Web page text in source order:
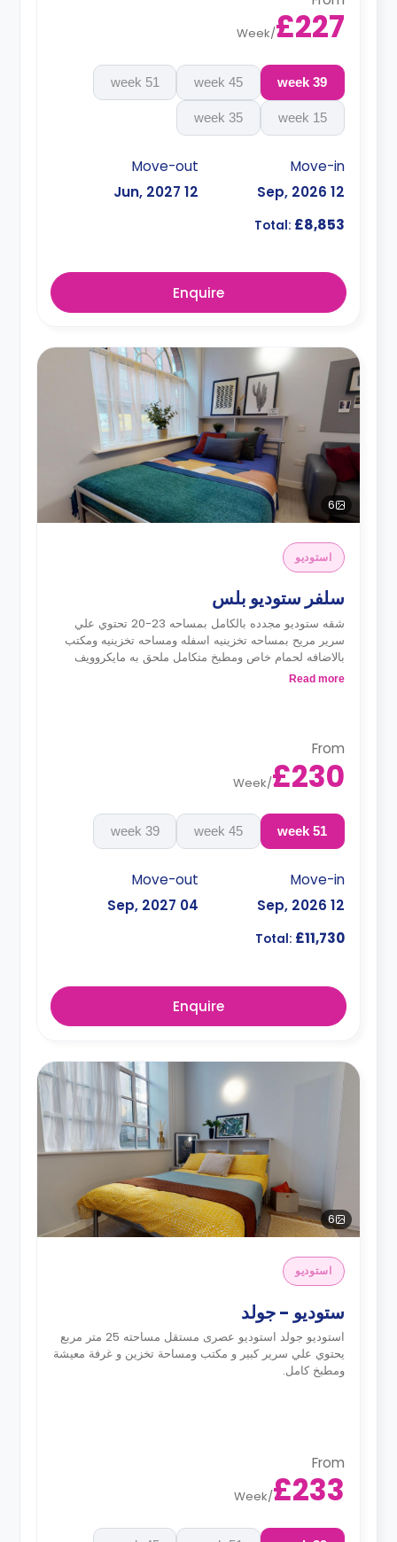
£227
/
Week
39 week
45 week
51 week
15 week
35 week
Move-in
12 Sep, 2026
Move-out
12 Jun, 2027
Total: £8,853
Enquire
6
استوديو
سلفر ستوديو بلس
شقه ستوديو مجدده بالكامل بمساحه 23-20 تحتوي علي
سرير مريح بمساحه تخزينيه اسفله ومساحه تخزينيه ومكتب
بالاضافه لحمام خاص ومطبخ متكامل ملحق به مايكروويف
وفرن وموقد وثلاجه وايس بوكس
Read more
From
£230
/
Week
51 week
45 week
39 week
Move-in
12 Sep, 2026
Move-out
04 Sep, 2027
Total: £11,730
Enquire
6
استوديو
ستوديو - جولد
استوديو جولد استوديو عصرى مستقل مساحته 25 متر مربع
يحتوي علي سرير كبير و مكتب ومساحة تخزين و غرفة معيشة
ومطبخ كامل.
From
£233
/
Week